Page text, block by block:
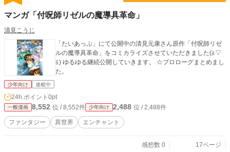
マンガ「付呪師リゼルの魔導具革命」
清見こうじ
「たいあっぷ」にて公開中の清見元康さん原作「付呪師リゼ
ルの魔導具革命」をコミカライズさせていただきました(≧▽
≦) ゆるゆる継続公開していきます。 ☆プロローグまとめまし
た。
少年向け 連載中
24h.ポイント 0pt
一般漫画 8,552 位 / 8,552件 少年向け 2,488 位 / 2,488件
ファンタジー 異世界 エンチャント
感想数 0
17ページ